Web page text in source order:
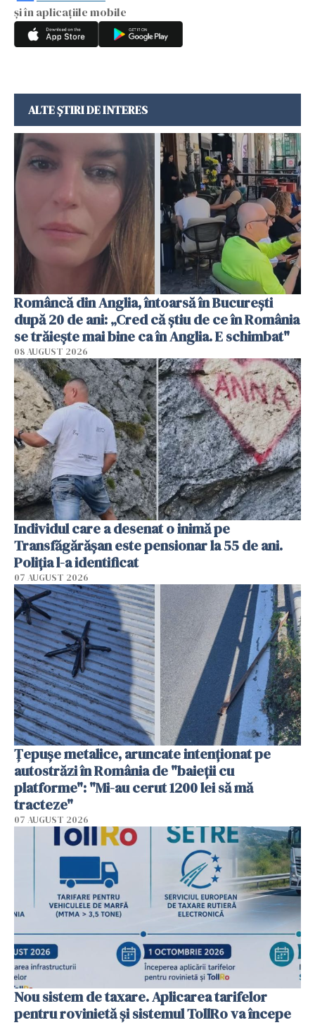
și în aplicațiile mobile
ALTE ȘTIRI DE INTERES
Româncă din Anglia, întoarsă în București
după 20 de ani: „Cred că știu de ce în România
se trăiește mai bine ca în Anglia. E schimbat"
08 AUGUST 2026
Individul care a desenat o inimă pe
Transfăgărășan este pensionar la 55 de ani.
Poliția l-a identificat
07 AUGUST 2026
Țepușe metalice, aruncate intenționat pe
autostrăzi în România de "baieții cu
platforme": "Mi-au cerut 1200 lei să mă
tracteze"
07 AUGUST 2026
Nou sistem de taxare. Aplicarea tarifelor
pentru rovinietă şi sistemul TollRo va începe